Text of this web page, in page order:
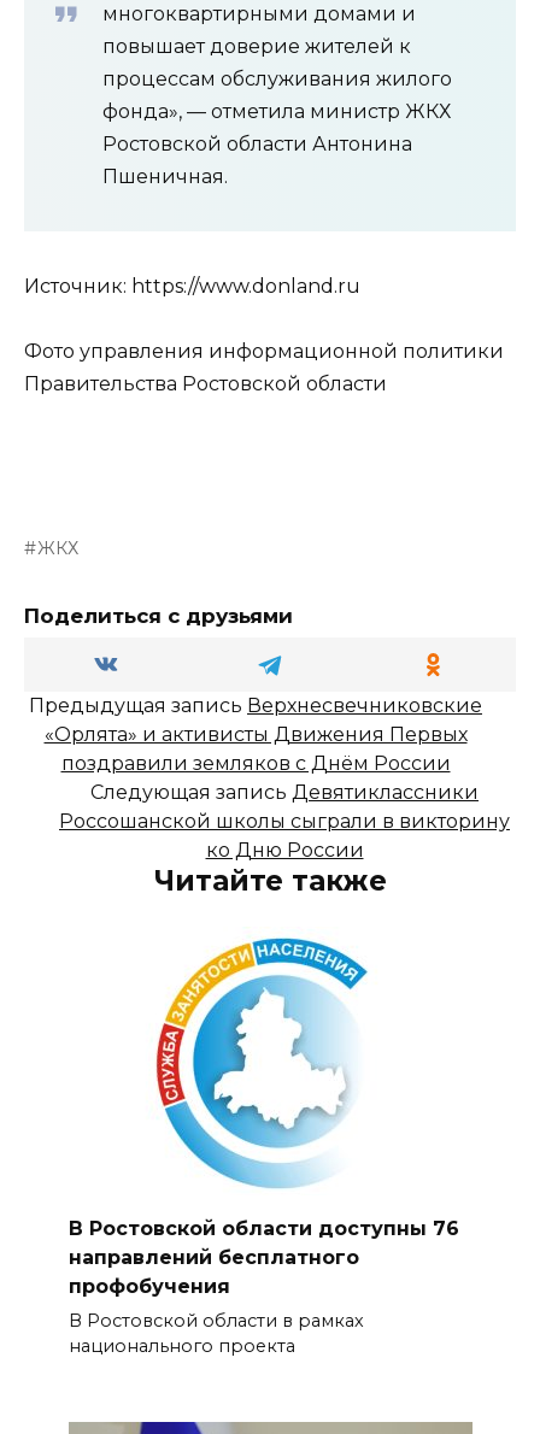
многоквартирными домами и
повышает доверие жителей к
процессам обслуживания жилого
фонда», — отметила министр ЖКХ
Ростовской области Антонина
Пшеничная.
Источник: https://www.donland.ru
Фото управления информационной политики
Правительства Ростовской области
ЖКХ
Поделиться с друзьями
Предыдущая запись Верхнесвечниковские
«Орлята» и активисты Движения Первых
поздравили земляков с Днём России
Следующая запись Девятиклассники
Россошанской школы сыграли в викторину
ко Дню России
Читайте также
В Ростовской области доступны 76
направлений бесплатного
профобучения
В Ростовской области в рамках
национального проекта